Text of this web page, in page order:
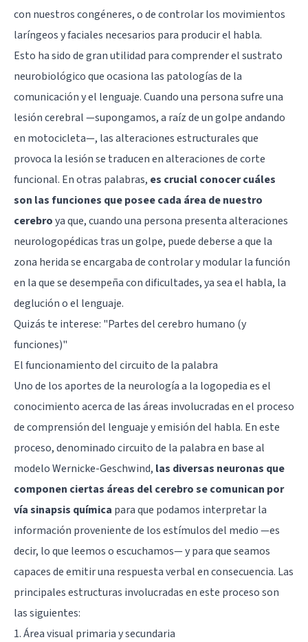
con nuestros congéneres, o de controlar los movimientos
laríngeos y faciales necesarios para producir el habla.
Esto ha sido de gran utilidad para comprender el sustrato
neurobiológico que ocasiona las patologías de la
comunicación y el lenguaje. Cuando una persona sufre una
lesión cerebral —supongamos, a raíz de un golpe andando
en motocicleta—, las alteraciones estructurales que
provoca la lesión se traducen en alteraciones de corte
funcional. En otras palabras, es crucial conocer cuáles
son las funciones que posee cada área de nuestro
cerebroya que, cuando una persona presenta alteraciones
neurologopédicas tras un golpe, puede deberse a que la
zona herida se encargaba de controlar y modular la función
en la que se desempeña con dificultades, ya sea el habla, la
deglución o el lenguaje.
Quizás te interese: "Partes del cerebro humano (y
funciones)"
El funcionamiento del circuito de la palabra
Uno de los aportes de la neurología a la logopedia es el
conocimiento acerca de las áreas involucradas en el proceso
de comprensión del lenguaje y emisión del habla. En este
proceso, denominado circuito de la palabra en base al
modelo Wernicke-Geschwind, las diversas neuronas que
componen ciertas áreas del cerebro se comunican por
vía sinapsis química para que podamos interpretar la
información proveniente de los estímulos del medio —es
decir, lo que leemos o escuchamos— y para que seamos
capaces de emitir una respuesta verbal en consecuencia. Las
principales estructuras involucradas en este proceso son
las siguientes:
1. Área visual primaria y secundaria